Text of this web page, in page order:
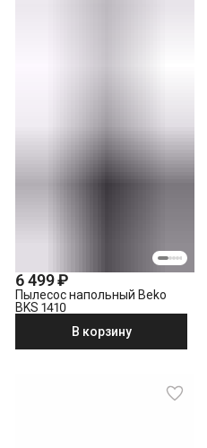
6 499 ₽
Пылесос напольный Beko
BKS 1410
В корзину